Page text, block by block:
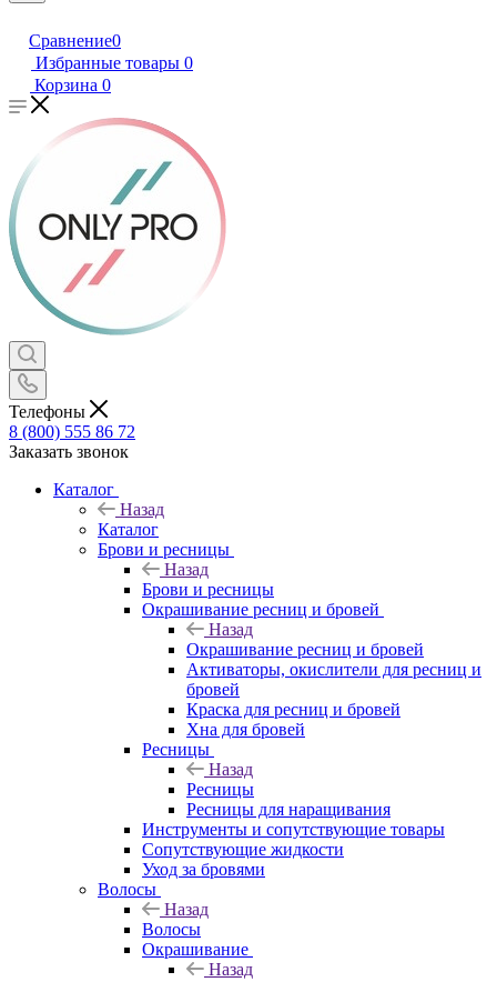
Сравнение0
Избранные товары 0
Корзина 0
Телефоны
8 (800) 555 86 72
Заказать звонок
Каталог
Назад
Каталог
Брови и ресницы
Назад
Брови и ресницы
Окрашивание ресниц и бровей
Назад
Окрашивание ресниц и бровей
Активаторы, окислители для ресниц и
бровей
Краска для ресниц и бровей
Хна для бровей
Ресницы
Назад
Ресницы
Ресницы для наращивания
Инструменты и сопутствующие товары
Сопутствующие жидкости
Уход за бровями
Волосы
Назад
Волосы
Окрашивание
Назад